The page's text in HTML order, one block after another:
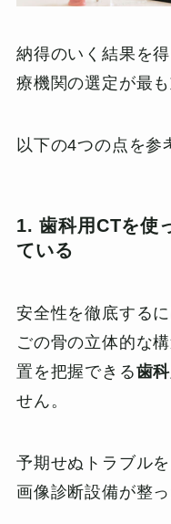
納得のいく結果を
療機関の選定が最も
以下の4つの点を参
1. 歯科用CTを使
ている
安全性を徹底する
ごの骨の立体的な
置を把握できる歯
せん。
予期せぬトラブル
画像診断設備が整